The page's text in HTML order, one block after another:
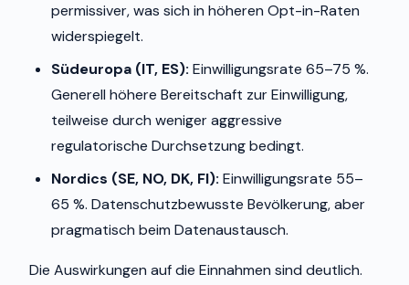
permissiver, was sich in höheren Opt-in-Raten
widerspiegelt.
Südeuropa (IT, ES): Einwilligungsrate 65–75 %.
Generell höhere Bereitschaft zur Einwilligung,
teilweise durch weniger aggressive
regulatorische Durchsetzung bedingt.
Nordics (SE, NO, DK, FI): Einwilligungsrate 55–
65 %. Datenschutzbewusste Bevölkerung, aber
pragmatisch beim Datenaustausch.
Die Auswirkungen auf die Einnahmen sind deutlich.